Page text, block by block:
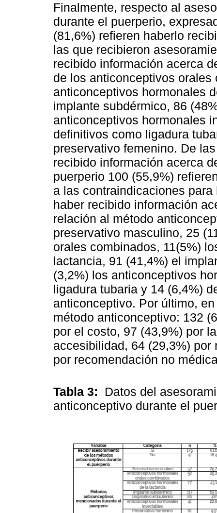
Finalmente, respecto al
durante el puerperio,
(81,6%) refieren haberlo
las que recibieron
recibido información acerca
de los anticonceptivos
anticonceptivos hormonales
implante subdérmico, 86
anticonceptivos hormonales
definitivos como ligadura
preservativo femenino. De
recibido información acerca
puerperio 100 (55,9%)
a las contraindicaciones
haber recibido información
relación al método
preservativo masculino, 25
orales combinados, 11(5%)
lactancia, 91 (41,4%) el
(3,2%) los anticonceptivos
ligadura tubaria y 14 (6,4%)
anticonceptivo. Por último,
método anticonceptivo: 132
por el costo, 97 (43,9%) por
accesibilidad, 64 (29,3%)
por recomendación no
Tabla 3: Datos del
anticonceptivo durante el